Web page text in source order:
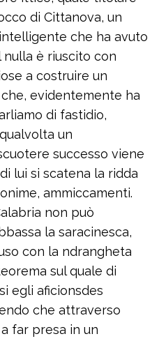
di Cittanova, un
che ha avuto
è riuscito con
a costruire un
evidentemente ha
di fastidio,
un
successo viene
lui si scatena la ridda
ammiccamenti.
non può
la saracinesca,
con la ndrangheta
sul quale di
egli aficionsdes
che attraverso
far presa in un